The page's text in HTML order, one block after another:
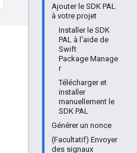
Ajouter le SDK PAL
à votre projet
Installer le SDK
PAL à l'aide de
Swift
Package Manage
r
Télécharger et
installer
manuellement le
SDK PAL
Générer un nonce
(Facultatif) Envoyer
des signaux